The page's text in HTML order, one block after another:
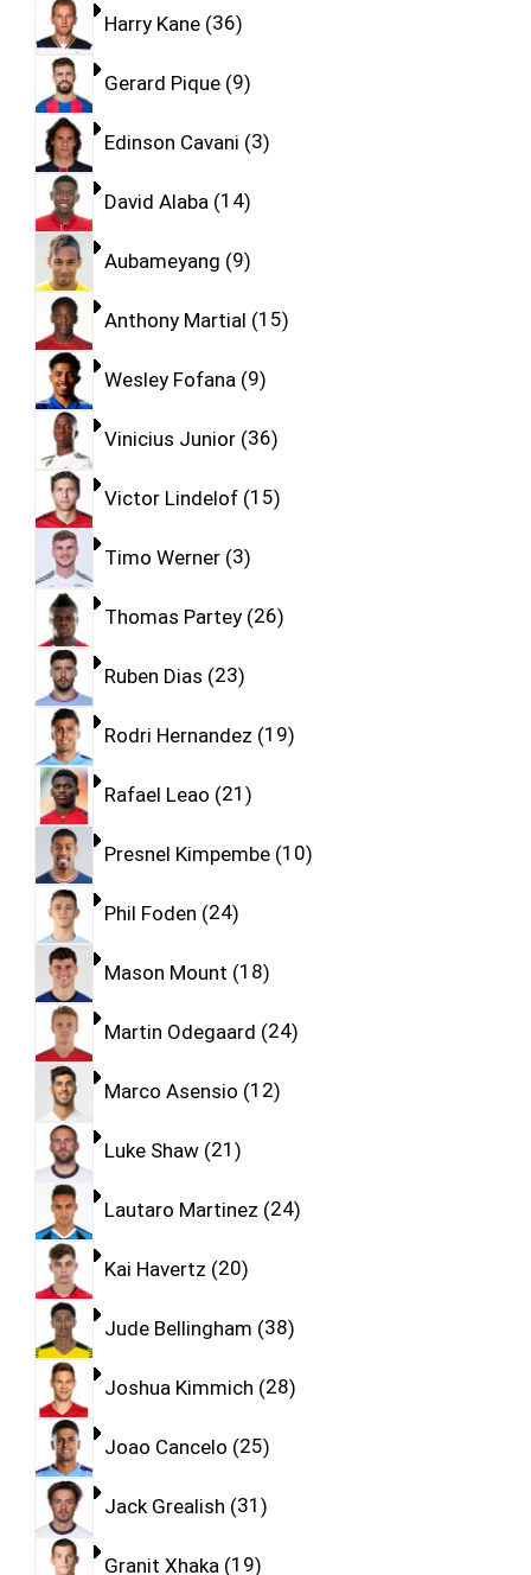
Harry Kane 36
Gerard Pique 9
Edinson Cavani 3
David Alaba 14
Aubameyang 9
Anthony Martial 15
Wesley Fofana 9
Vinicius Junior 36
Victor Lindelof 15
Timo Werner 3
Thomas Partey 26
Ruben Dias 23
Rodri Hernandez 19
Rafael Leao 21
Presnel Kimpembe 10
Phil Foden 24
Mason Mount 18
Martin Odegaard 24
Marco Asensio 12
Luke Shaw 21
Lautaro Martinez 24
Kai Havertz 20
Jude Bellingham 38
Joshua Kimmich 28
Joao Cancelo 25
Jack Grealish 31
Granit Xhaka 19